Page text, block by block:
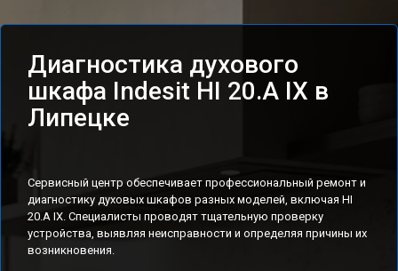
Диагностика духового
шкафа Indesit HI 20.A IX в
Липецке
Сервисный центр обеспечивает профессиональный ремонт и
диагностику духовых шкафов разных моделей, включая HI
20.A IX. Специалисты проводят тщательную проверку
устройства, выявляя неисправности и определяя причины их
возникновения.